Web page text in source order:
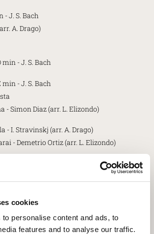
cookies
personalise content and ads, to
features and to analyse our traffic.
- J. S. Bach
A. Drago)
- J. S. Bach
- J. S. Bach
- Simon Diaz (arr. L. Elizondo)
- I. Stravinskj (arr. A. Drago)
- Demetrio Ortiz (arr. L. Elizondo)
- Pixinguinha (arr. A. Drago)